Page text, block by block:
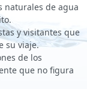
naturales de agua
y visitantes que
su viaje.
de los
que no figura